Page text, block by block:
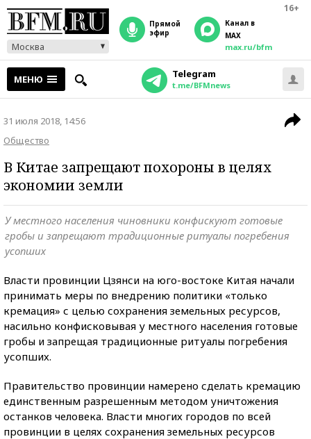
16+
Москва
прямой
эфир
Канал в
MAX
max.ru/bfm
МЕНЮ Telegram
t.me/BFMnews
31 июля 2018, 14:56
Общество
В Китае запрещают похороны в целях
экономии земли
У местного населения чиновники конфискуют готовые
гробы и запрещают традиционные ритуалы погребения
усопших
Власти провинции Цзянси на юго-востоке Китая начали
принимать меры по внедрению политики «только
кремация» с целью сохранения земельных ресурсов,
насильно конфисковывая у местного населения готовые
гробы и запрещая традиционные ритуалы погребения
усопших.
Правительство провинции намерено сделать кремацию
единственным разрешенным методом уничтожения
останков человека. Власти многих городов по всей
провинции в целях сохранения земельных ресурсов